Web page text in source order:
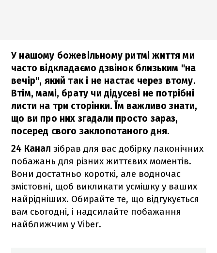
У нашому божевільному ритмі життя ми
часто відкладаємо дзвінок близьким "на
вечір", який так і не настає через втому.
Втім, мамі, брату чи дідусеві не потрібні
листи на три сторінки. Їм важливо знати,
що ви про них згадали просто зараз,
посеред свого заклопотаного дня.
24 Канал зібрав для вас добірку лаконічних
побажань для різних життєвих моментів.
Вони достатньо короткі, але водночас
змістовні, щоб викликати усмішку у ваших
найрідніших. Обирайте те, що відгукується
вам сьогодні, і надсилайте побажання
найближчим у Viber.